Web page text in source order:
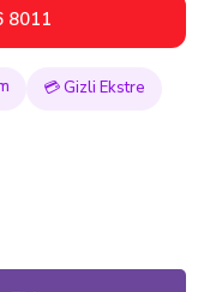
8011
💳 Gizli Ekstre